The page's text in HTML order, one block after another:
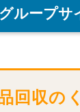
グループサ
回収の